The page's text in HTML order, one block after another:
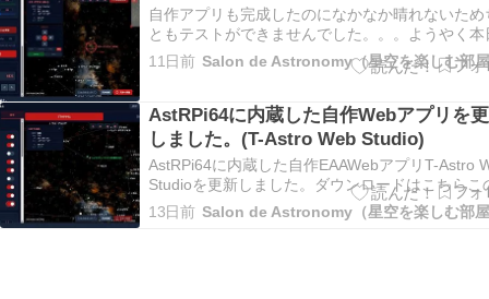
自作アプリも完成したのになかなか晴れないため
ともテストができませんでした。。。ようやく本
し天候が良くなったので、T-Astro Web Studioで
ト観望を行いまし
11日前 Salon de Astronomy（星空を楽しむ部
AstRPi64に内蔵した自作Webアプリを
しました。(T-Astro Web Studio)
AstRPi64に内蔵した自作EAAWebアプリT-Astro
Studioを更新しました。ダウンロードはこちらこ
プリのやり残した宿題2つ（DSS表示、SAMP対
のうち、ベータではあり
13日前 Salon de Astronomy（星空を楽しむ部